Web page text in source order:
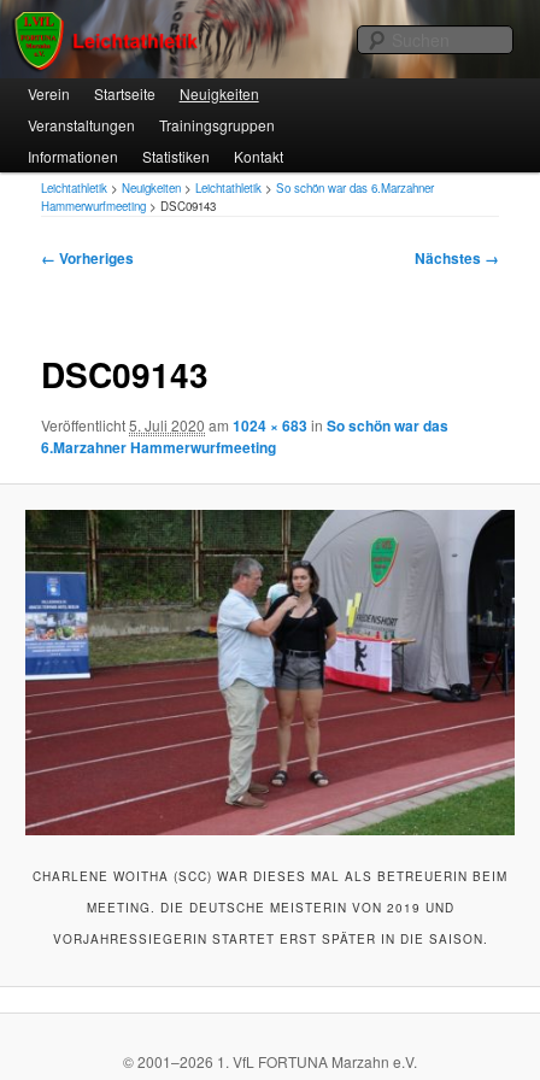
Leichtathletik
1. VfL FORTUNA Marzahn e.V.
Hauptmenü
Zum
primären
Inhalt
springen
Verein Startseite
Neuigkeiten
Veranstaltungen
Trainingsgruppen
Informationen
Statistiken Kontakt
Leichtathletik >Neuigkeiten >Leichtathletik >So schön war das 6.Marzahner
Hammerwurfmeeting >DSC09143
Bilder-
← Vorheriges Nächstes →
DSC09143
Veröffentlicht5. Juli 2020 am1024 × 683inSo schön war das
6.Marzahner Hammerwurfmeeting
CHARLENE WOITHA (SCC) WAR DIESES MAL ALS BETREUERIN BEIM
MEETING. DIE DEUTSCHE MEISTERIN VON 2019 UND
VORJAHRESSIEGERIN STARTET ERST SPÄTER IN DIE SAISON.
© 2001–2026 1. VfL FORTUNA Marzahn e.V.